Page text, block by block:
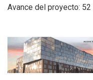
Avance del proyecto: